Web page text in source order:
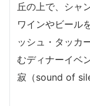
丘の上で、シャ
ワインやビール
ッシュ・タッカ
むディナーイベ
寂（sound of